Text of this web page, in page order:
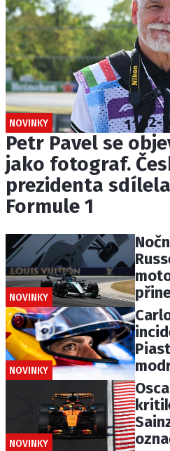
NOVINKY
Petr Pavel se
jako fotograf.
prezidenta
Formule 1
NOVINKY
NOVINKY
NOVINKY